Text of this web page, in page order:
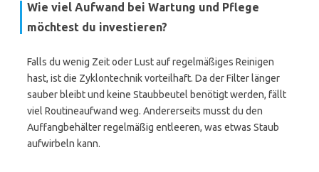
Wie viel Aufwand bei Wartung und Pflege
möchtest du investieren?
Falls du wenig Zeit oder Lust auf regelmäßiges Reinigen
hast, ist die Zyklontechnik vorteilhaft. Da der Filter länger
sauber bleibt und keine Staubbeutel benötigt werden, fällt
viel Routineaufwand weg. Andererseits musst du den
Auffangbehälter regelmäßig entleeren, was etwas Staub
aufwirbeln kann.